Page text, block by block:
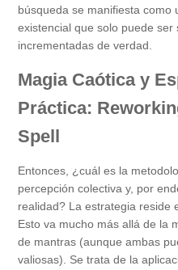
búsqueda se manifiesta como
existencial que solo puede ser
incrementadas de verdad.
Magia Caótica y
Práctica:
Spell
Entonces, ¿cuál es la
percepción colectiva y, por
realidad? La estrategia reside
Esto va mucho más allá de la
de mantras (aunque ambas
valiosas). Se trata de la